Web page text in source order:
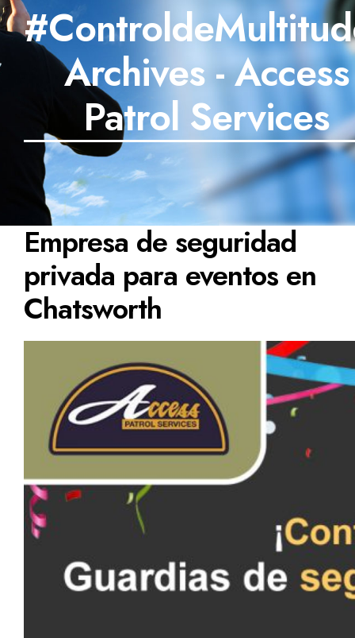
SECTORES
TECNOLOGÍA
TESTIMONIOS
PREGUNTAS FRECUENTES
CONTÁCTANOS
Archives - Access
Patrol Services
Empresa de seguridad
privada para eventos en
Chatsworth